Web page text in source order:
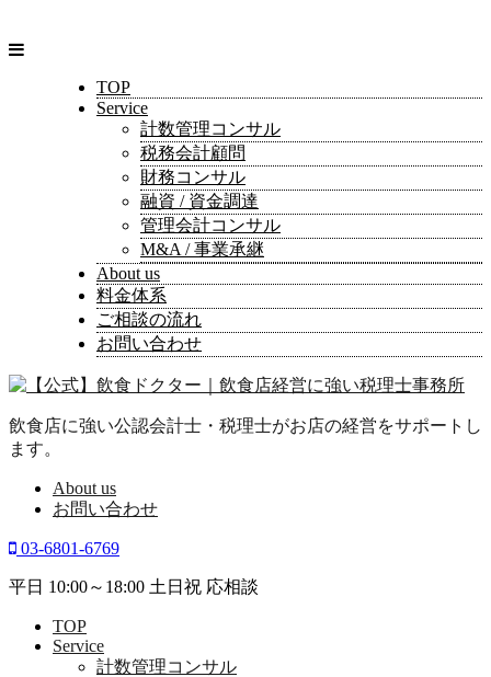
TOP
Service
計数管理コンサル
税務会計顧問
財務コンサル
融資 / 資金調達
管理会計コンサル
M&A / 事業承継
About us
料金体系
ご相談の流れ
お問い合わせ
飲食店に強い公認会計士・税理士がお店の経営をサポートし
ます。
About us
お問い合わせ
03-6801-6769
平日 10:00～18:00 土日祝 応相談
TOP
Service
計数管理コンサル